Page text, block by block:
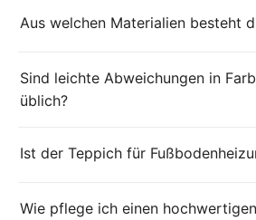
Aus welchen Materialien besteht
Sind leichte Abweichungen in
üblich?
Ist der Teppich für
Wie pflege ich einen